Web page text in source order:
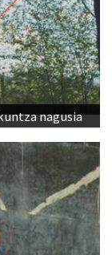
nagusia